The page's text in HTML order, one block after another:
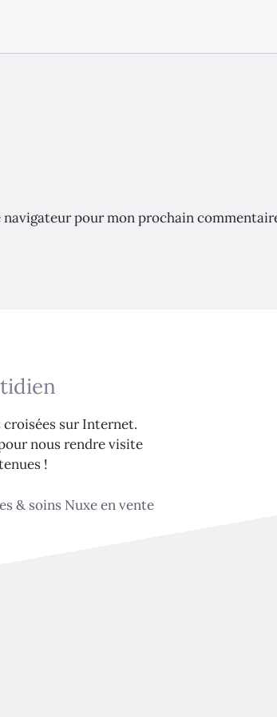
pour mon prochain
croisées sur Internet.
nous rendre visite
!
& soins Nuxe en vente